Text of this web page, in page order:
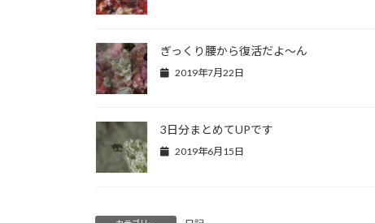
ぎっくり腰から復活だよ～ん
2019年7月22日
3日分まとめてUPです
2019年6月15日